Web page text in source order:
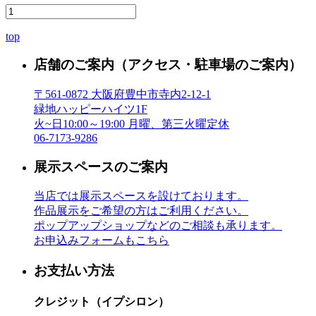
top
店舗のご案内 （アクセス・駐車場のご案内）
〒561-0872 大阪府豊中市寺内2-12-1
緑地ハッピーハイツ1F
火~日10:00～19:00 月曜、第三火曜定休
06-7173-9286
展示スペースのご案内
当店では展示スペースを設けております。
作品展示をご希望の方はご利用ください。
ポップアップショップなどのご相談も承ります。
お申込みフォームもこちら
お支払い方法
クレジット（イプシロン）